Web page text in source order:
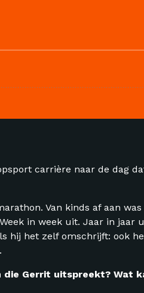
carrière naar de dag
Van kinds af aan
in week uit. Jaar in
hij het zelf omschrijft: ook
Gerrit uitspreekt? Wat